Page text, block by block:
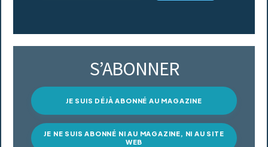
S’ABONNER
JE SUIS DÉJÀ ABONNÉ AU MAGAZINE
JE NE SUIS ABONNÉ NI AU MAGAZINE, NI AU SITE
WEB